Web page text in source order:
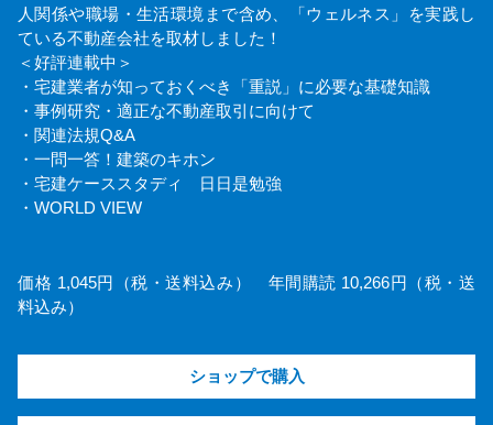
人関係や職場・生活環境まで含め、「ウェルネス」を実践し
ている不動産会社を取材しました！
＜好評連載中＞
・宅建業者が知っておくべき「重説」に必要な基礎知識
・事例研究・適正な不動産取引に向けて
・関連法規Q&A
・一問一答！建築のキホン
・宅建ケーススタディ 日日是勉強
・WORLD VIEW
価格 1,045円（税・送料込み） 年間購読 10,266円（税・送
料込み）
ショップで購入